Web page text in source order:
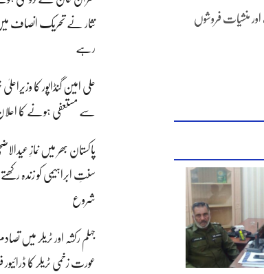
نثار نے تحریک انصاف
رہے
علی امین گنڈاپور کا
سے مستعفی ہونے کا
پاکستان بھر میں نمازِ
سنتِ ابراہیمی کو زندہ
شروع
جہلم رکشہ اور ٹریلر میں
عورت زخمی ٹریلر کا
منشیات فروشوں